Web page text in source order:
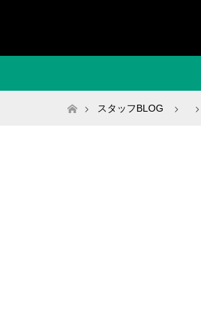
ホームスタッフBLOG